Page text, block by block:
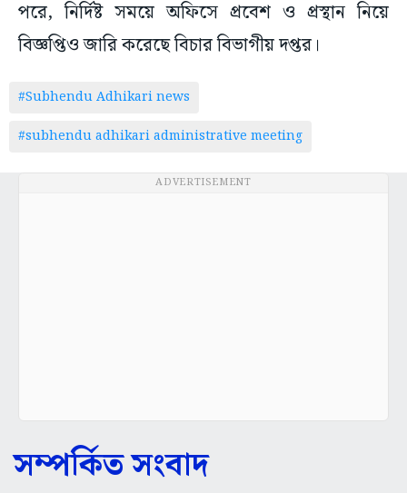
পরে, নির্দিষ্ট সময়ে অফিসে প্রবেশ ও প্রস্থান নিয়ে
বিজ্ঞপ্তিও জারি করেছে বিচার বিভাগীয় দপ্তর।
#Subhendu Adhikari news
#subhendu adhikari administrative meeting
ADVERTISEMENT
সম্পর্কিত সংবাদ